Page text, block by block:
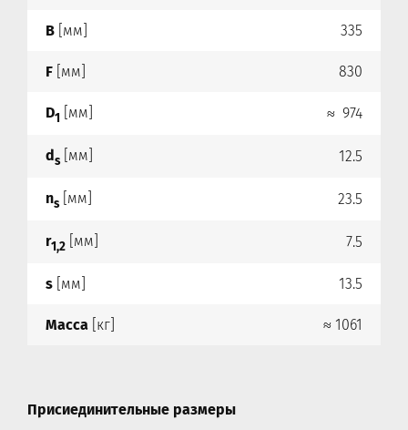
B [мм] 335
F [мм] 830
D1 [мм] ≈ 974
ds [мм] 12.5
ns [мм] 23.5
r1,2 [мм] 7.5
s [мм] 13.5
Масса [кг] ≈ 1061
Присиединительные размеры